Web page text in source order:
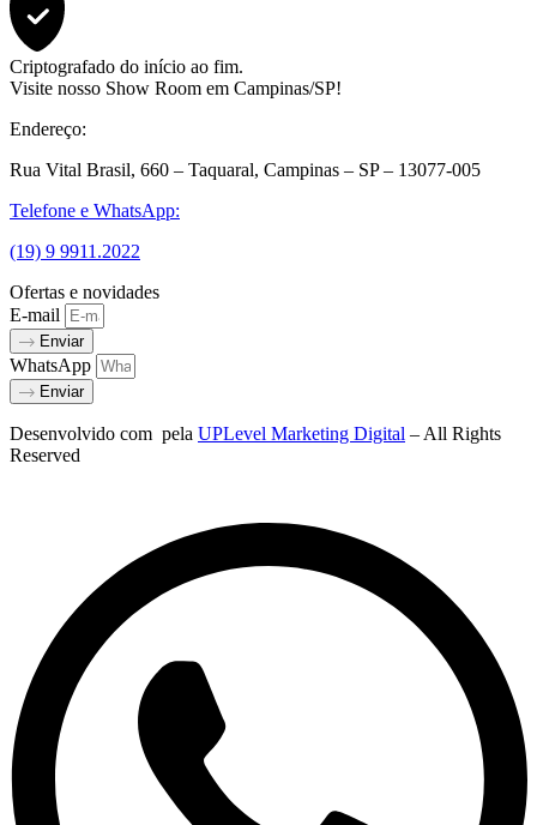
Criptografado do início ao fim.
Visite nosso Show Room em Campinas/SP!
Endereço:
Rua Vital Brasil, 660 – Taquaral, Campinas – SP – 13077-005
Telefone e WhatsApp:
(19) 9 9911.2022
Ofertas e novidades
E-mail
Enviar
WhatsApp
Enviar
Desenvolvido com pela UPLevel Marketing Digital – All Rights
Reserved